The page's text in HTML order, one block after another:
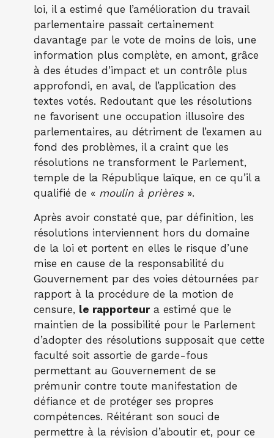
loi, il a estimé que l’amélioration du travail
parlementaire passait certainement
davantage par le vote de moins de lois, une
information plus complète, en amont, grâce
à des études d’impact et un contrôle plus
approfondi, en aval, de l’application des
textes votés. Redoutant que les résolutions
ne favorisent une occupation illusoire des
parlementaires, au détriment de l’examen au
fond des problèmes, il a craint que les
résolutions ne transforment le Parlement,
temple de la République laïque, en ce qu’il a
qualifié de « moulin à prières».
Après avoir constaté que, par définition, les
résolutions interviennent hors du domaine
de la loi et portent en elles le risque d’une
mise en cause de la responsabilité du
Gouvernement par des voies détournées par
rapport à la procédure de la motion de
censure, le rapporteura estimé que le
maintien de la possibilité pour le Parlement
d’adopter des résolutions supposait que cette
faculté soit assortie de garde-fous
permettant au Gouvernement de se
prémunir contre toute manifestation de
défiance et de protéger ses propres
compétences. Réitérant son souci de
permettre à la révision d’aboutir et, pour ce